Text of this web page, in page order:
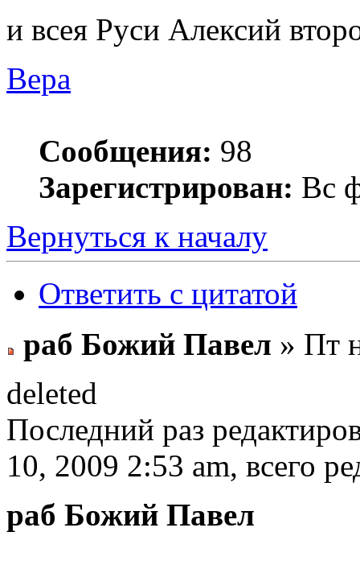
и всея Руси Алексий
Вера
Сообщения: 98
Зарегистрирован: Вс
Вернуться к началу
Ответить с цитатой
раб Божий Павел » Пт
deleted
Последний раз
10, 2009 2:53 am, всего
раб Божий Павел